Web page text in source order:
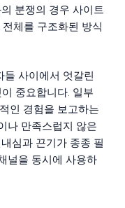
분쟁의 경우 사이트
체를 구조화된 방식
사이에서 엇갈린
중요합니다. 일부
인 경험을 보고하는
나 만족스럽지 않은
심과 끈기가 종종 필
널을 동시에 사용하